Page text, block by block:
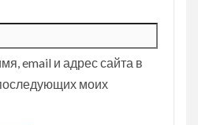
email и адрес сайта в
моих